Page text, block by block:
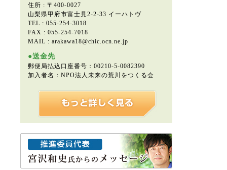
住所 : 〒400-0027
山梨県甲府市富士見2-2-33 イーハトヴ
TEL : 055-254-3018
FAX : 055-254-7018
MAIL : arakawa18@chic.ocn.ne.jp
●送金先
郵便局払込口座番号：00210-5-0082390
加入者名：NPO法人未来の荒川をつくる会